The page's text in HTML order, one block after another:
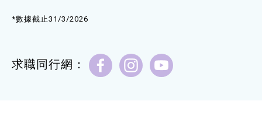
*數據截止31/3/2026
求職同行網：